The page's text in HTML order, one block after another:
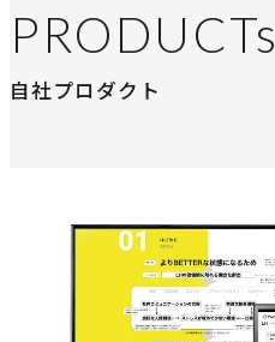
PRODUCTs
自社プロダクト